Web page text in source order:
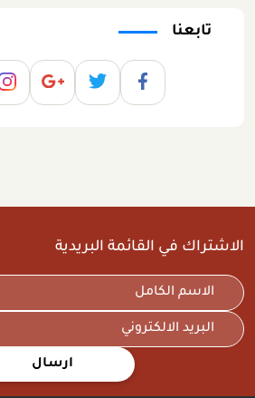
تابعنا
الاشتراك في القائمة البريدية
ارسال